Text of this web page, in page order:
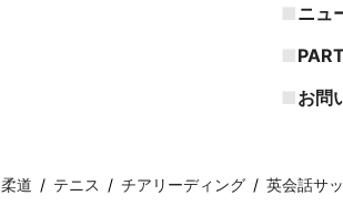
柔道 テニス チアリーディング
英会話サ
ニュ
お問